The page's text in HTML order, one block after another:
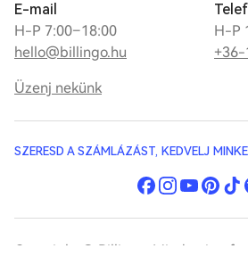
E-mail
H-P 7:00–18:00
hello@billingo.hu
H-P
Üzenj nekünk
SZERESD A SZÁMLÁZÁST, KEDVELJ
Copyright © Billingo. Minden jog